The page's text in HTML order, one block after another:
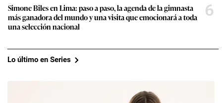
Simone Biles en Lima: paso a paso, la agenda de la gimnasta
más ganadora del mundo y una visita que emocionará a toda
una selección nacional
6
Lo último en Series